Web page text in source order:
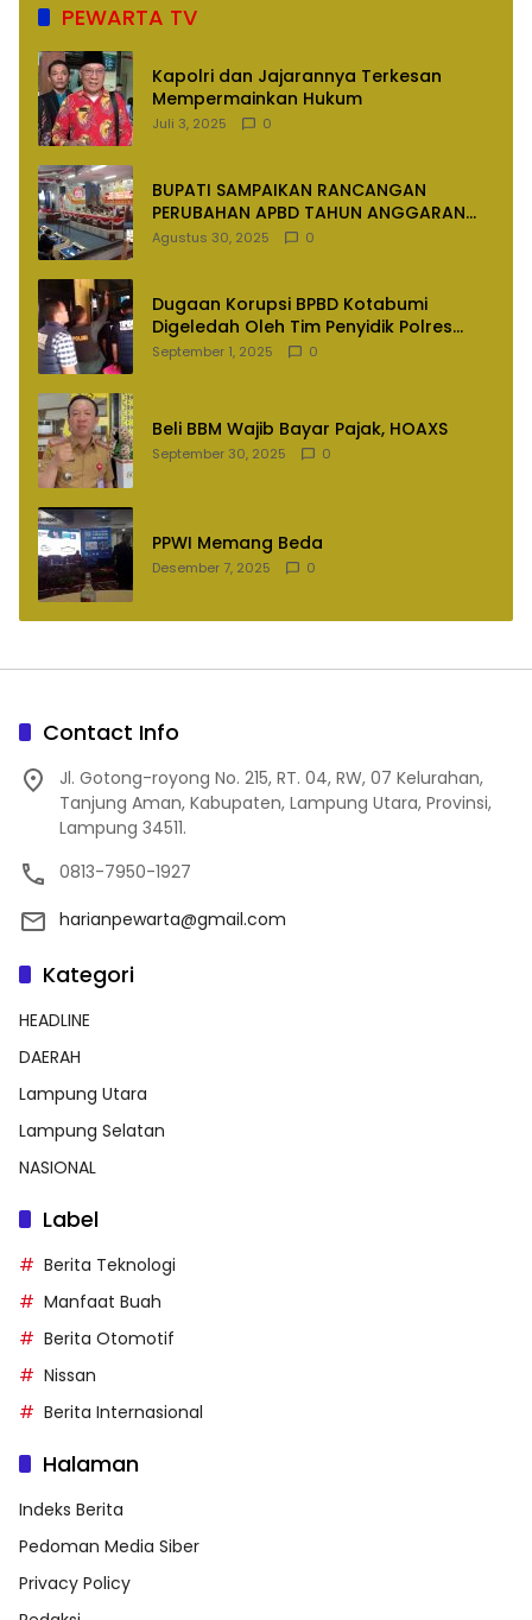
PEWARTA TV
Kapolri dan Jajarannya Terkesan
Mempermainkan Hukum
Juli 3, 2025 0
BUPATI SAMPAIKAN RANCANGAN
PERUBAHAN APBD TAHUN ANGGARAN
2025
Agustus 30, 2025 0
Dugaan Korupsi BPBD Kotabumi
Digeledah Oleh Tim Penyidik Polres
Lampung Utara
September 1, 2025 0
Beli BBM Wajib Bayar Pajak, HOAXS
September 30, 2025 0
PPWI Memang Beda
Desember 7, 2025 0
Contact Info
Jl. Gotong-royong No. 215, RT. 04, RW, 07 Kelurahan,
Tanjung Aman, Kabupaten, Lampung Utara, Provinsi,
Lampung 34511.
0813-7950-1927
harianpewarta@gmail.com
Kategori
HEADLINE
DAERAH
Lampung Utara
Lampung Selatan
NASIONAL
Label
Berita Teknologi
Manfaat Buah
Berita Otomotif
Nissan
Berita Internasional
Halaman
Indeks Berita
Pedoman Media Siber
Privacy Policy